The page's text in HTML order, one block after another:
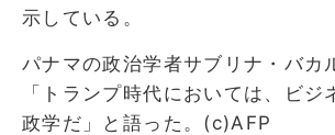
示している。
パナマの政治学者サブリナ・バカ
「トランプ時代においては、ビジ
政学だ」と語った。(c)AFP